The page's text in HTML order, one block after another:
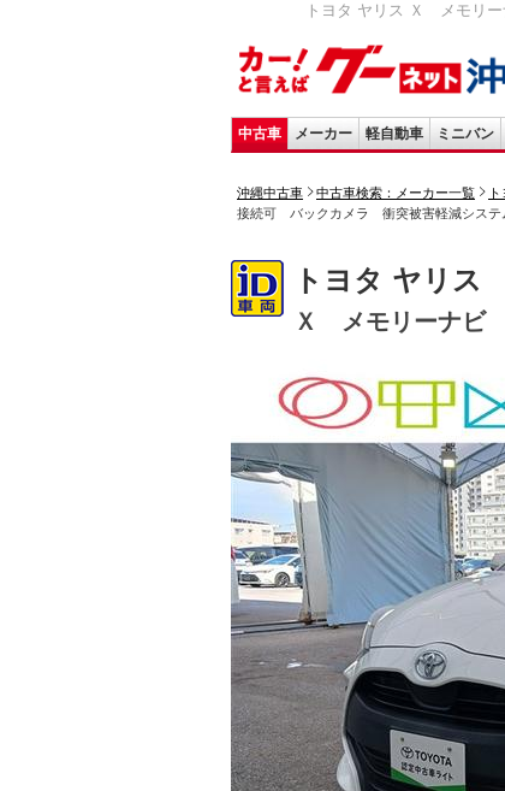
トヨタ ヤリス Ｘ メモリ
中古車 メーカー 軽自動車 ミニバン
沖縄中古車 中古車検索：メーカー一覧
接続可 バックカメラ 衝突被害軽減システ
トヨタ ヤリス
Ｘ メモリーナビ